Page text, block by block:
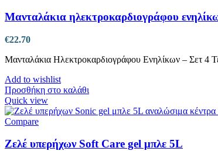
Μανταλάκια ηλεκτροκαρδιογράφου
€22.70
Μανταλάκια Ηλεκτροκαρδιογράφου Ενηλίκων – Σετ 4
Add to wishlist
Προσθήκη στο καλάθι
Quick view
Compare
Ζελέ υπερήχων Soft Care gel μπλε 5L